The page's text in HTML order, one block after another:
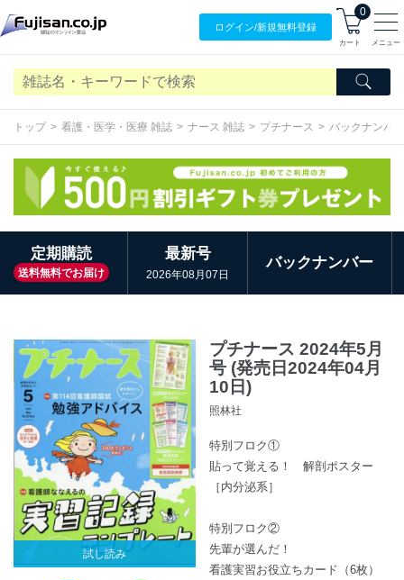
ログイン/新規無料登録
0
カート メニュー
トップ 看護・医学・医療 雑誌 ナース 雑誌 プチナース バックナンバー
定期購読
送料無料でお届け
最新号
2026年08月07日
バックナンバー
試し読み
プチナース 2024年5月
号 (発売日2024年04月
10日)
照林社
特別フロク①
貼って覚える！ 解剖ポスター
［内分泌系］
特別フロク②
先輩が選んだ！
看護実習お役立ちカード（6枚）